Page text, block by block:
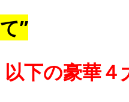
て”
以下の豪華４